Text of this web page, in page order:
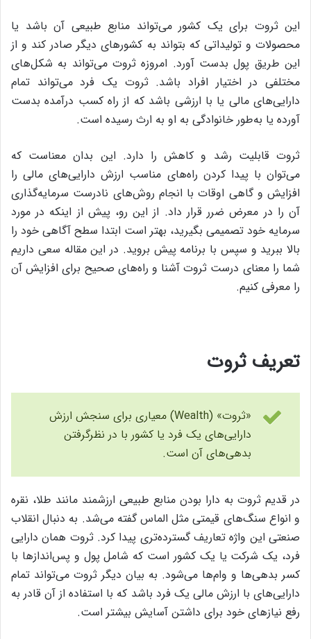
این ثروت برای یک کشور می‎‌تواند منابع طبیعی آن باشد یا
محصولات و تولیداتی که بتواند به کشورهای دیگر صادر کند و از
این طریق پول بدست آورد. امروزه ثروت می‌‎تواند به شکل‌‎های
مختلفی در اختیار افراد باشد. ثروت یک فرد می‏‌تواند تمام
دارایی‌های مالی یا با ارزشی باشد که از راه کسب درآمده بدست
آورده یا به‌طور خانوادگی به او به ارث رسیده است.
ثروت قابلیت رشد و کاهش را دارد. این بدان معناست که
می‌توان با پیدا کردن راه‌های مناسب ارزش دارایی‌های مالی را
افزایش و گاهی اوقات با انجام روش‌‎های نادرست سرمایه‌گذاری
آن را در معرض ضرر قرار داد. از این رو،‌ پیش از اینکه در مورد
سرمایه خود تصمیمی بگیرید، بهتر است ابتدا سطح آگاهی خود را
بالا ببرید و سپس با برنامه پیش بروید. در این مقاله سعی داریم
شما را معنای درست ثروت آشنا و راه‌های صحیح برای افزایش آن
را معرفی کنیم.
تعریف ثروت
«ثروت» (Wealth) معیاری برای سنجش ارزش
دارایی‌‎های یک فرد یا کشور با در نظرگرفتن
بدهی‌‎های آن است.
در قدیم ثروت به دارا بودن منابع طبیعی ارزشمند مانند طلا، نقره
و انواع سنگ‌های قیمتی مثل الماس گفته می‌شد. به دنبال انقلاب
صنعتی این واژه تعاریف گسترده‎‌تری پیدا کرد. ثروت همان دارایی
فرد، یک شرکت یا یک کشور است که شامل پول و پس‌اندازها با
کسر بدهی‌ها و وام‌ها می‌شود. به بیان دیگر ثروت می‌تواند تمام
دارایی‌های با ارزش مالی یک فرد باشد که با استفاده از آن قادر به
رفع نیازهای خود برای داشتن آسایش بیشتر است.